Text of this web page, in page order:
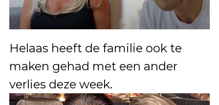
Helaas heeft de familie ook te
maken gehad met een ander
verlies deze week.